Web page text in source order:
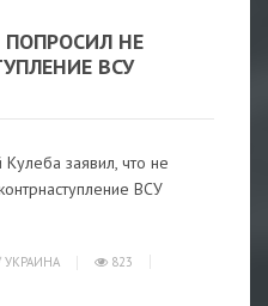
НЕ
ВСУ
заявил, что не
ВСУ
УКРАИНА
823